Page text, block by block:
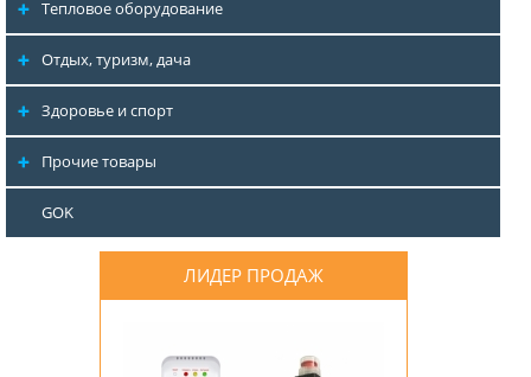
Тепловое оборудование
Отдых, туризм, дача
Здоровье и спорт
Прочие товары
GOK
ЛИДЕР ПРОДАЖ